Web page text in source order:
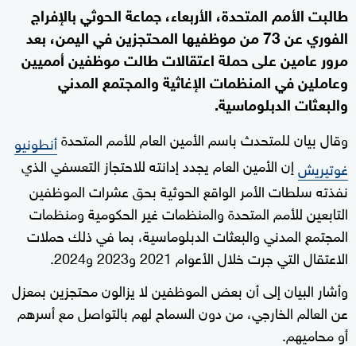
طالبت الأمم المتحدة، الأربعاء، جماعة الحوثي بالإفراج
الفوري عن 73 من موظفيها المحتجزين في اليمن، بعد
مرور عامين على حملة اعتقالات طالت موظفين أمميين
وعاملين في المنظمات الإغاثية والمجتمع المدني
والبعثات الدبلوماسية.
وقال بيان للمتحدث باسم الأمين العام للأمم المتحدةأنطونيو
غوتيريشإن الأمين العام يجدد إدانته للاحتجاز التعسفي الذي
نفذته سلطات الأمر الواقع الحوثية بحق عشرات الموظفين
التابعين للأمم المتحدة والمنظمات غير الحكومية ومنظمات
المجتمع المدني والبعثات الدبلوماسية، بما في ذلك حملات
الاعتقال التي جرت خلال الأعوام 2021 و2023 و2024.
وأشار البيان إلى أن بعض الموظفين لا يزالون محتجزين بمعزل
عن العالم الخارجي، من دون السماح لهم بالتواصل مع أسرهم
أو محاميهم.